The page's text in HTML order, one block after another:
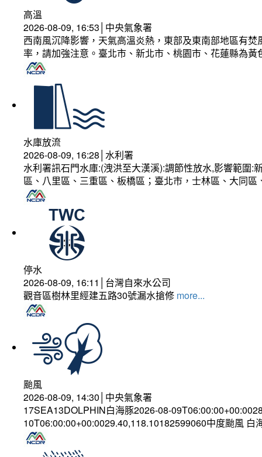
高溫
2026-08-09, 16:53│中央氣象署
西南風沉降影響，天氣高溫炎熱，東部及東南部地區有
率，請加強注意。臺北市、新北市、桃園市、花蓮縣為
水庫放流
2026-08-09, 16:28│水利署
水利署訊石門水庫:(洩洪至大漢溪):調節性放水,影響範圍
區、八里區、三重區、板橋區；臺北市，士林區、大同
停水
2026-08-09, 16:11│台灣自來水公司
觀音區樹林里經建五路30號漏水搶修 more...
颱風
2026-08-09, 14:30│中央氣象署
17SEA13DOLPHIN白海豚2026-08-
10T06:00:00+00:0029.40,118.10182599060中度颱風 白